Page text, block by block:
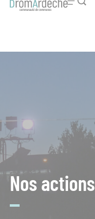
Nos actions